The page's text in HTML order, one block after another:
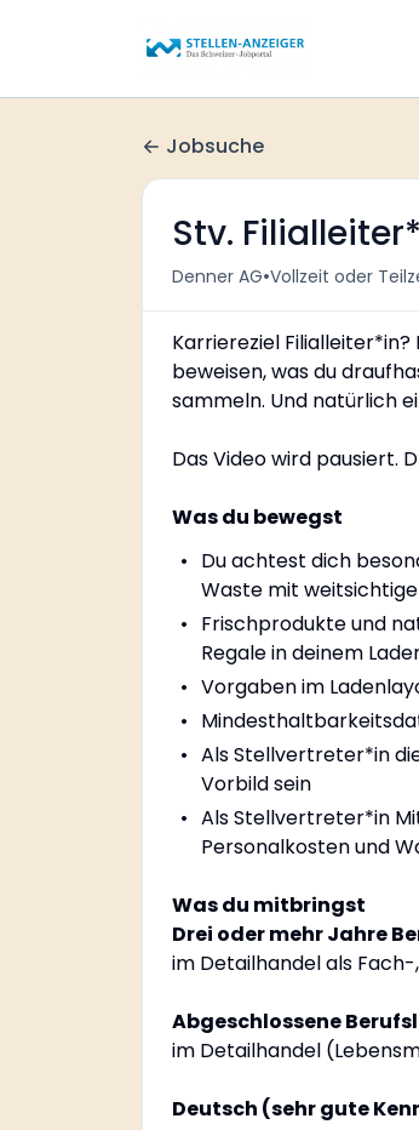
Jobsuche
Stv.
Denner AG•Vollzeit oder
Karriereziel
beweisen, was du
sammeln. Und natürlich
Das Video wird pausiert.
Was du bewegst
Du achtest dich
Waste mit
Frischprodukte und
Regale in deinem
Vorgaben im
Als Stellvertreter*in
Vorbild sein
Als Stellvertreter*in
Personalkosten und
Was du mitbringst
Drei oder mehr Jahre
im Detailhandel als
Abgeschlossene
im Detailhandel
Deutsch (sehr gute